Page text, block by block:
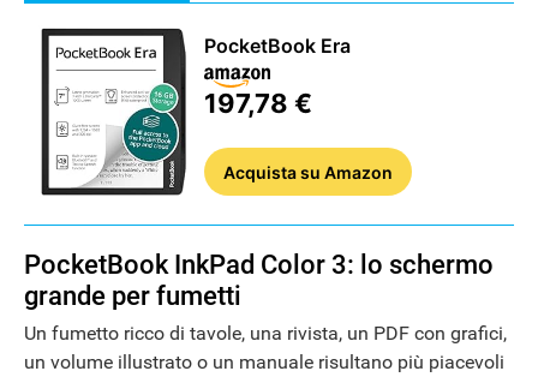
PocketBook Era
197,78 €
Acquistasu Amazon
PocketBook InkPad Color 3: lo schermo
grande per fumetti
Un fumetto ricco di tavole, una rivista, un PDF con grafici,
un volume illustrato o un manuale risultano più piacevoli